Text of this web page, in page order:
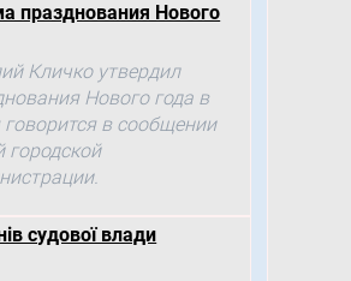
празднования Нового
Кличко утвердил
Нового года в
в сообщении
городской
судової влади